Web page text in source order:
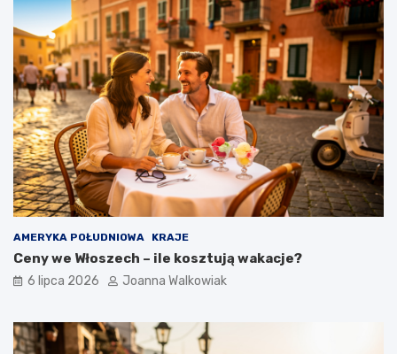
AMERYKA POŁUDNIOWA KRAJE
Ceny we Włoszech – ile kosztują wakacje?
6 lipca 2026 Joanna Walkowiak